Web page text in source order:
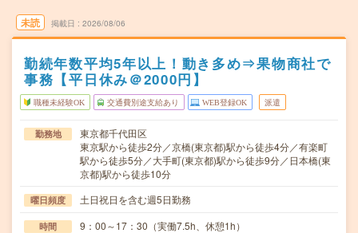
未読 掲載日 2026/08/06
勤続年数平均5年以上！動き多め⇒果物商社で
事務【平日休み＠2000円】
職種未経験OK 交通費別途支給あり WEB登録OK 派遣
勤務地
東京都千代田区
東京駅から徒歩2分／京橋(東京都)駅から徒歩4分／有楽町
駅から徒歩5分／大手町(東京都)駅から徒歩9分／日本橋(東
京都)駅から徒歩10分
曜日頻度 土日祝日を含む週5日勤務
時間 9：00～17：30（実働7.5h、休憩1h）